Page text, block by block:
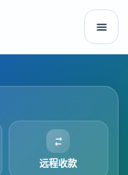
远程收款